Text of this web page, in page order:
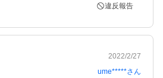
違反報告
2022/2/27
ume*****さん